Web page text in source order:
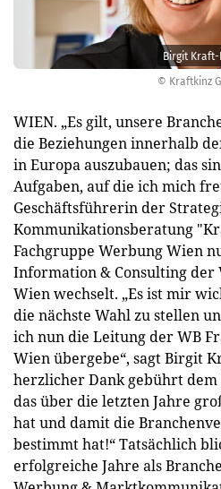
© Kraftkinz
Birgit Kraft-
WIEN. „Es gilt, unsere
die Beziehungen innerhalb
in Europa auszubauen; das
Aufgaben, auf die ich mich
Geschäftsführerin der
Kommunikationsberatung
Fachgruppe Werbung Wien
Information & Consulting
Wien wechselt. „Es ist mir
die nächste Wahl zu stellen
ich nun die Leitung der WB
Wien übergebe“, sagt Birgit
herzlicher Dank gebührt
das über die letzten Jahre
hat und damit die
bestimmt hat!“ Tatsächlich
erfolgreiche Jahre als